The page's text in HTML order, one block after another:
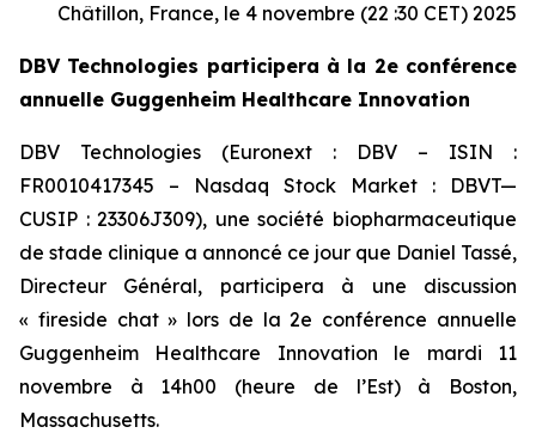
Châtillon, France, le 4 novembre (22 :30 CET) 2025
DBV Technologies participera à la 2e conférence
annuelle Guggenheim Healthcare Innovation
DBV Technologies (Euronext : DBV – ISIN :
FR0010417345 – Nasdaq Stock Market : DBVT—
CUSIP : 23306J309), une société biopharmaceutique
de stade clinique a annoncé ce jour que Daniel Tassé,
Directeur Général, participera à une discussion
« fireside chat » lors de la 2e conférence annuelle
Guggenheim Healthcare Innovation le mardi 11
novembre à 14h00 (heure de l’Est) à Boston,
Massachusetts.